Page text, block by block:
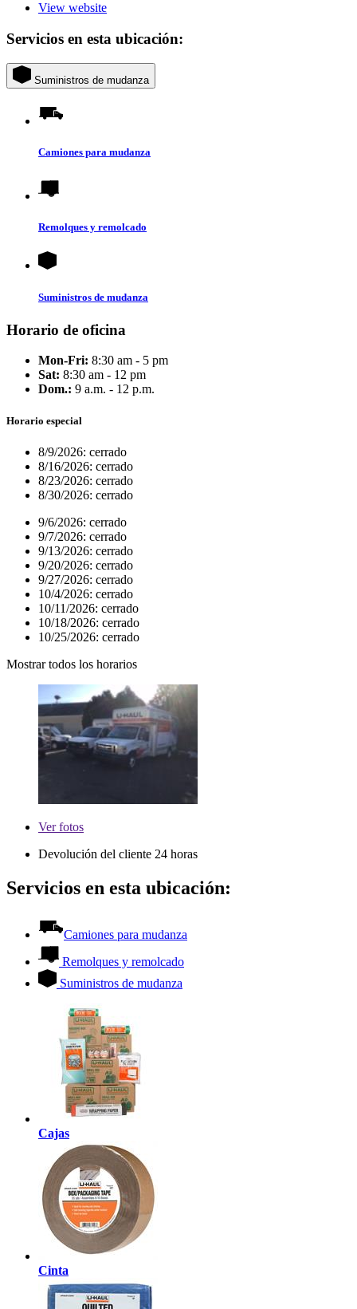
View website
Servicios en esta ubicación:
Suministros de mudanza
Camiones para mudanza
Remolques y remolcado
Suministros de mudanza
Horario de oficina
Mon-Fri: 8:30 am - 5 pm
Sat: 8:30 am - 12 pm
Dom.: 9 a.m. - 12 p.m.
Horario especial
8/9/2026: cerrado
8/16/2026: cerrado
8/23/2026: cerrado
8/30/2026: cerrado
9/6/2026: cerrado
9/7/2026: cerrado
9/13/2026: cerrado
9/20/2026: cerrado
9/27/2026: cerrado
10/4/2026: cerrado
10/11/2026: cerrado
10/18/2026: cerrado
10/25/2026: cerrado
Mostrar todos los horarios
Verfotos
Devolución del cliente 24 horas
Servicios en esta ubicación:
Camiones para mudanza
Remolques y remolcado
Suministros de mudanza
Cajas
Cinta